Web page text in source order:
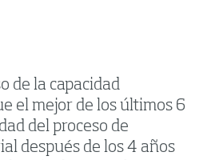
de la capacidad
el mejor de los últimos 6
del proceso de
después de los 4 años